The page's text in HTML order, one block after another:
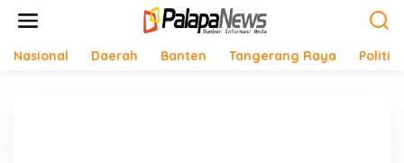
Nasional Daerah Banten Tangerang Raya Politik